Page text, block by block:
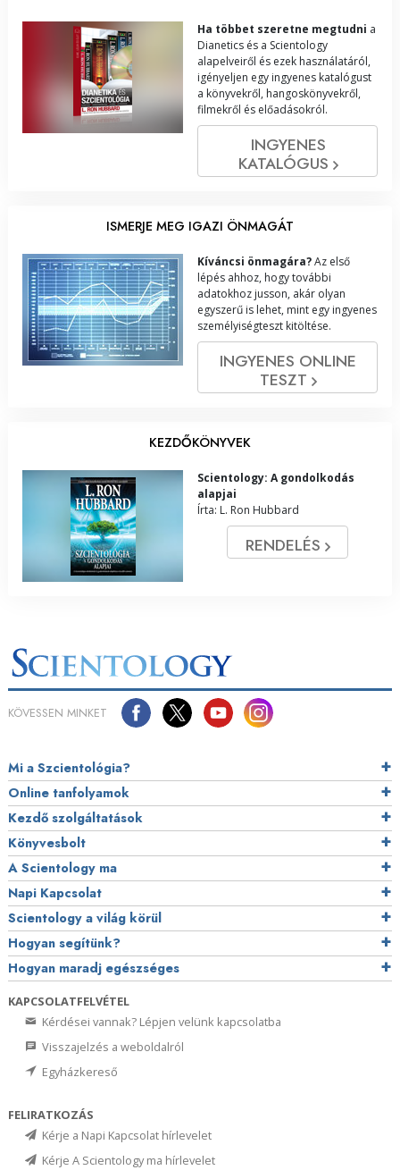
Ha többet szeretne megtudni a
Dianetics és a Scientology
alapelveiről és ezek használatáról,
igényeljen egy ingyenes katalógust
a könyvekről, hangoskönyvekről,
filmekről és előadásokról.
INGYENES
KATALÓGUS
ISMERJE MEG IGAZI ÖNMAGÁT
Kíváncsi önmagára?Az első
lépés ahhoz, hogy további
adatokhoz jusson, akár olyan
egyszerű is lehet, mint egy ingyenes
személyiségteszt kitöltése.
INGYENES ONLINE
TESZT
KEZDŐKÖNYVEK
Scientology: A gondolkodás
alapjai
Írta: L. Ron Hubbard
RENDELÉS
KÖVESSEN MINKET
Mi a Szcientológia?
Online tanfolyamok
Kezdő szolgáltatások
Könyvesbolt
A Scientology ma
Napi Kapcsolat
Scientology a világ körül
Hogyan segítünk?
Hogyan maradj egészséges
KAPCSOLATFELVÉTEL
Kérdései vannak? Lépjen velünk kapcsolatba
Visszajelzés a weboldalról
Egyházkereső
FELIRATKOZÁS
Kérje a Napi Kapcsolat hírlevelet
Kérje A Scientology ma hírlevelet